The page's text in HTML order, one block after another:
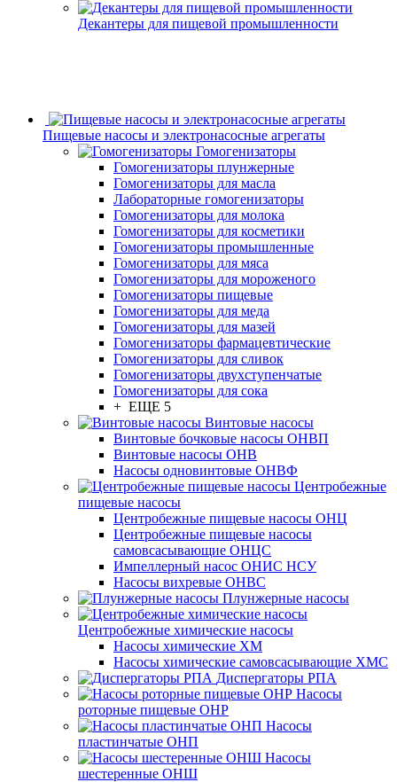
Декантеры для пищевой промышленности
Пищевые насосы и электронасосные агрегаты
Гомогенизаторы
Гомогенизаторы плунжерные
Гомогенизаторы для масла
Лабораторные гомогенизаторы
Гомогенизаторы для молока
Гомогенизаторы для косметики
Гомогенизаторы промышленные
Гомогенизаторы для мяса
Гомогенизаторы для мороженого
Гомогенизаторы пищевые
Гомогенизаторы для меда
Гомогенизаторы для мазей
Гомогенизаторы фармацевтические
Гомогенизаторы для сливок
Гомогенизаторы двухступенчатые
Гомогенизаторы для сока
+ ЕЩЕ 5
Винтовые насосы
Винтовые бочковые насосы ОНВП
Винтовые насосы ОНВ
Насосы одновинтовые ОНВФ
Центробежные
пищевые насосы
Центробежные пищевые насосы ОНЦ
Центробежные пищевые насосы
самовсасывающие ОНЦС
Импеллерный насос ОНИС НСУ
Насосы вихревые ОНВС
Плунжерные насосы
Центробежные химические насосы
Насосы химические ХМ
Насосы химические самовсасывающие ХМС
Диспергаторы РПА
Насосы
роторные пищевые ОНР
Насосы
пластинчатые ОНП
Насосы
шестеренные ОНШ